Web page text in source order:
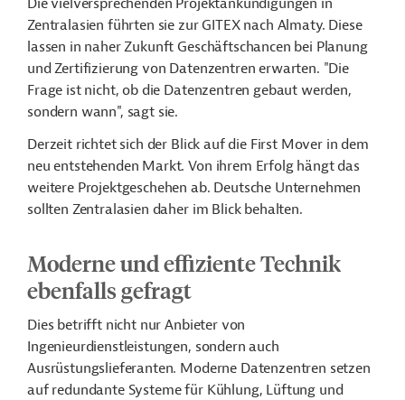
Die vielversprechenden Projektankündigungen in
Zentralasien führten sie zur GITEX nach Almaty. Diese
lassen in naher Zukunft Geschäftschancen bei Planung
und Zertifizierung von Datenzentren erwarten. "Die
Frage ist nicht, ob die Datenzentren gebaut werden,
sondern wann", sagt sie.
Derzeit richtet sich der Blick auf die First Mover in dem
neu entstehenden Markt. Von ihrem Erfolg hängt das
weitere Projektgeschehen ab. Deutsche Unternehmen
sollten Zentralasien daher im Blick behalten.
Moderne und effiziente Technik
ebenfalls gefragt
Dies betrifft nicht nur Anbieter von
Ingenieurdienstleistungen, sondern auch
Ausrüstungslieferanten. Moderne Datenzentren setzen
auf redundante Systeme für Kühlung, Lüftung und